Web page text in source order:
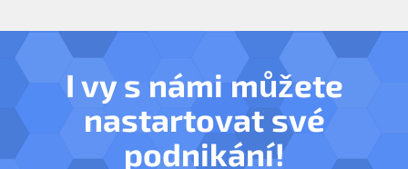
I vy s námi můžete
nastartovat své
podnikání!